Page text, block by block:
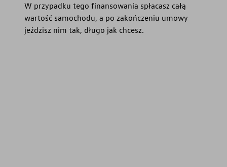
W przypadku tego finansowania spłacasz całą
wartość samochodu, a po zakończeniu umowy
jeździsz nim tak, długo jak chcesz.